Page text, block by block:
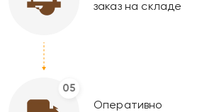
заказ на складе
05
Оперативно